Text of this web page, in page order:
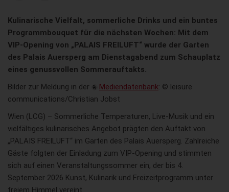
Kulinarische Vielfalt, sommerliche Drinks und ein buntes
Programmbouquet für die nächsten Wochen: Mit dem
VIP-Opening von „PALAIS FREILUFT“ wurde der Garten
des Palais Auersperg am Dienstagabend zum Schauplatz
eines genussvollen Sommerauftakts.
Bilder zur Meldung in der
Mediendatenbank: © leisure
communications/Christian Jobst
Wien (LCG) – Sommerliche Temperaturen, Live-Musik und ein
vielfältiges kulinarisches Angebot prägten den Auftakt von
„PALAIS FREILUFT“ im Garten des Palais Auersperg. Zahlreiche
Gäste folgten der Einladung zum VIP-Opening und stimmten
sich auf einen Veranstaltungssommer ein, der bis 4.
September 2026 Kunst, Kulinarik und Freizeitprogramm unter